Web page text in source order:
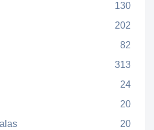
130
202
82
313
24
20
20